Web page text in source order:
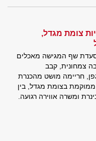
צומת מגדל,
שף המגישה מאכלים
צמחונית, קבב
חריימה מושט מהכנרת
בצומת מגדל, בין
ומשרה אווירה רגועה.